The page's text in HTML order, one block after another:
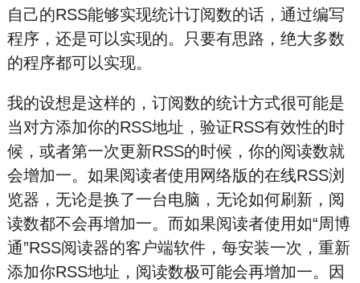
自己的RSS能够实现统计订阅数的话，通过编写
程序，还是可以实现的。只要有思路，绝大多数
的程序都可以实现。
我的设想是这样的，订阅数的统计方式很可能是
当对方添加你的RSS地址，验证RSS有效性的时
候，或者第一次更新RSS的时候，你的阅读数就
会增加一。如果阅读者使用网络版的在线RSS浏
览器，无论是换了一台电脑，无论如何刷新，阅
读数都不会再增加一。而如果阅读者使用如“周博
通”RSS阅读器的客户端软件，每安装一次，重新
添加你RSS地址，阅读数极可能会再增加一。因